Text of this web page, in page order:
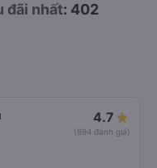
đãi nhất: 402
4.7
(894 đánh giá)